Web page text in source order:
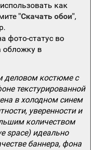
как
"Скачать обои",
фото-статус во
обложку в
деловом костюме с
текстурированной
в холодном синем
уверенности и
количеством
space) идеально
баннера, фона